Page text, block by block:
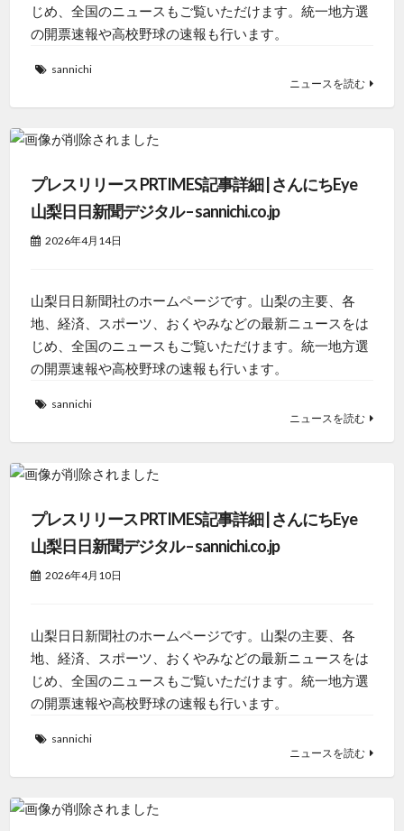
じめ、全国のニュースもご覧いただけます。統一地方選
の開票速報や高校野球の速報も行います。
sannichi
ニュースを読む
プレスリリース PRTIMES記事詳細 | さんにちEye
山梨日日新聞デジタル – sannichi.co.jp
2026年4月14日
山梨日日新聞社のホームページです。山梨の主要、各
地、経済、スポーツ、おくやみなどの最新ニュースをは
じめ、全国のニュースもご覧いただけます。統一地方選
の開票速報や高校野球の速報も行います。
sannichi
ニュースを読む
プレスリリース PRTIMES記事詳細 | さんにちEye
山梨日日新聞デジタル – sannichi.co.jp
2026年4月10日
山梨日日新聞社のホームページです。山梨の主要、各
地、経済、スポーツ、おくやみなどの最新ニュースをは
じめ、全国のニュースもご覧いただけます。統一地方選
の開票速報や高校野球の速報も行います。
sannichi
ニュースを読む